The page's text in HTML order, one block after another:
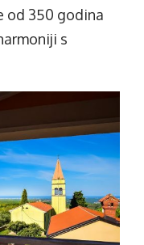
od 350 godina
s